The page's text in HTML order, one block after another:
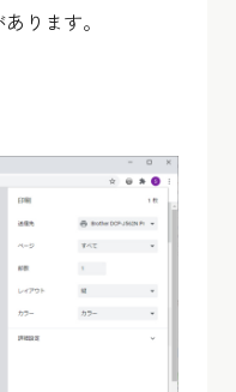
ります。